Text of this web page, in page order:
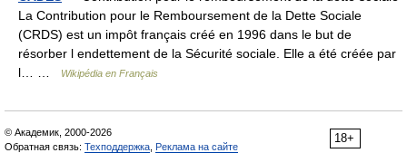
La Contribution pour le Remboursement de la Dette Sociale
(CRDS) est un impôt français créé en 1996 dans le but de
résorber l endettement de la Sécurité sociale. Elle a été créée par
l… …
Wikipédia en Français
18+
© Академик, 2000-2026
Обратная связь: Техподдержка Реклама на сайте